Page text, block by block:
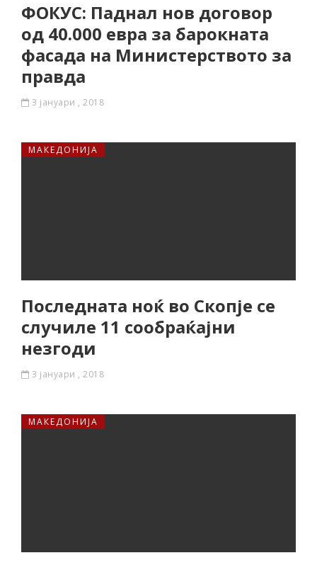
ФОКУС: Паднал нов договор
од 40.000 евра за барокната
фасада на Министерството за
правда
3 јануари , 2018
МАКЕДОНИЈА
Последната ноќ во Скопје се
случиле 11 сообраќајни
незгоди
3 јануари , 2018
МАКЕДОНИЈА